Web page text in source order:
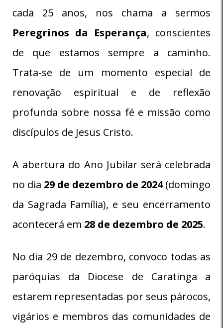
cada 25 anos, nos chama a sermos
Peregrinos da Esperança, conscientes
de que estamos sempre a caminho.
Trata-se de um momento especial de
renovação espiritual e de reflexão
profunda sobre nossa fé e missão como
discípulos de Jesus Cristo.
A abertura do Ano Jubilar será celebrada
no dia 29 de dezembro de 2024(domingo
da Sagrada Família), e seu encerramento
acontecerá em 28 de dezembro de 2025.
No dia 29 de dezembro, convoco todas as
paróquias da Diocese de Caratinga a
estarem representadas por seus párocos,
vigários e membros das comunidades de